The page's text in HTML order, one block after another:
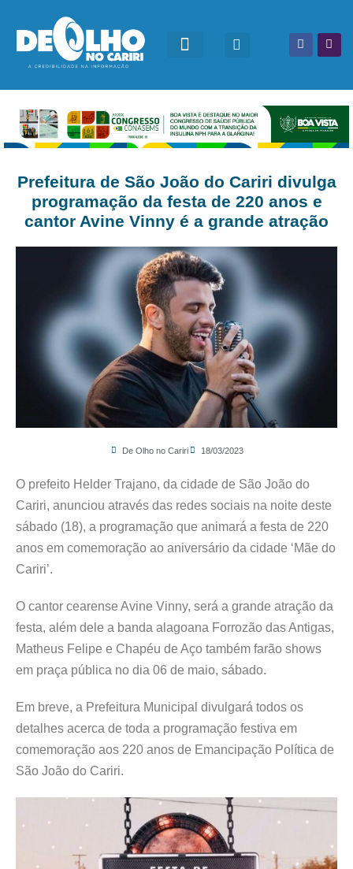
Prefeitura de São João do Cariri divulga
programação da festa de 220 anos e
cantor Avine Vinny é a grande atração
De Olho no Cariri 18/03/2023
O prefeito Helder Trajano, da cidade de São João do
Cariri, anunciou através das redes sociais na noite deste
sábado (18), a programação que animará a festa de 220
anos em comemoração ao aniversário da cidade ‘Mãe do
Cariri’.
O cantor cearense Avine Vinny, será a grande atração da
festa, além dele a banda alagoana Forrozão das Antigas,
Matheus Felipe e Chapéu de Aço também farão shows
em praça pública no dia 06 de maio, sábado.
Em breve, a Prefeitura Municipal divulgará todos os
detalhes acerca de toda a programação festiva em
comemoração aos 220 anos de Emancipação Política de
São João do Cariri.